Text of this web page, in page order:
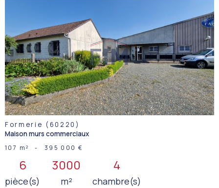
VOIR LE
BIEN
Formerie (60220)
Maison murs commerciaux
107 m² - 395 000 €
6
pièce(s)
3000
m²
4
chambre(s)